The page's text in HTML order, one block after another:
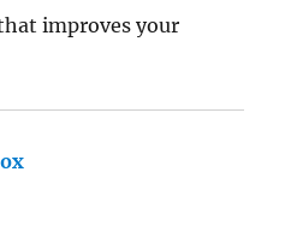
improves your